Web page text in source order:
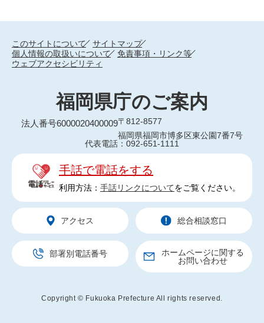
このサイトについて
サイトマップ
個人情報の取扱いについて
免責事項・リンク等
ウェブアクセシビリティ
福岡県庁のご案内
法人番号6000020400009〒812-8577
福岡県福岡市博多区東公園7番7号
代表電話：092-651-1111
手話で電話をする
利用方法： 手話リンクについてをご覧ください。
アクセス 総合相談窓口
部署別電話番号
ホームページに関する
お問い合わせ
Copyright © Fukuoka Prefecture All rights reserved.